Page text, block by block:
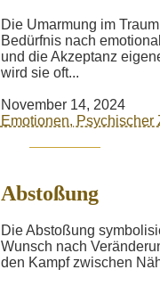
Die Umarmung im
Bedürfnis nach
und die Akzeptanz
wird sie oft...
November 14, 2024
Emotionen, Psychischer
Abstoßung
Die Abstoßung
Wunsch nach
den Kampf zwischen